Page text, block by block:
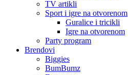
TV artikli
Sport i igre na otvorenom
Guralice i tricikli
Igre na otvorenom
Party program
Brendovi
Biggies
BumBumz